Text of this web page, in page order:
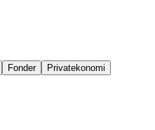
Fonder
Privatekonomi